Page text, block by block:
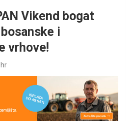
Vikend bogat
i
vrhove!